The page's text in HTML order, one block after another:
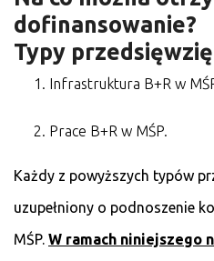
dofinansowanie?
Typy
Infrastruktura B+R w
Prace B+R w MŚP.
Każdy z powyższych typów
uzupełniony o podnoszenie
MŚP. W ramach niniejszego